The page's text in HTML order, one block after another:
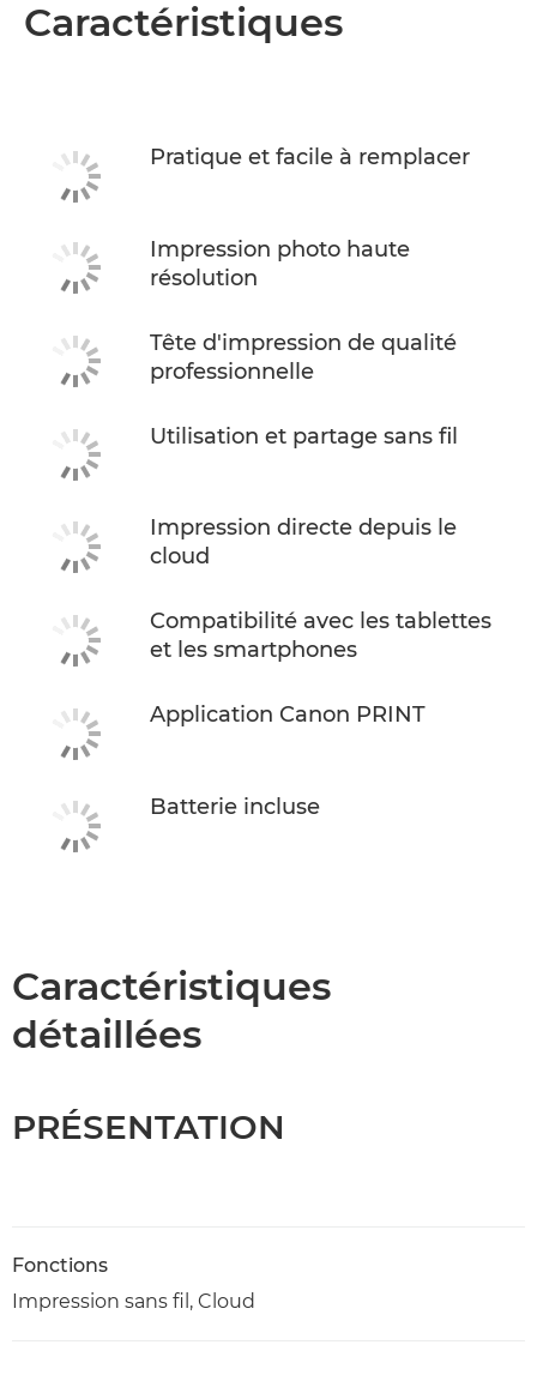
Caractéristiques
Pratique et facile à remplacer
Impression photo haute
résolution
Tête d'impression de qualité
professionnelle
Utilisation et partage sans fil
Impression directe depuis le
cloud
Compatibilité avec les tablettes
et les smartphones
Application Canon PRINT
Batterie incluse
Caractéristiques
détaillées
PRÉSENTATION
Fonctions
Impression sans fil, Cloud